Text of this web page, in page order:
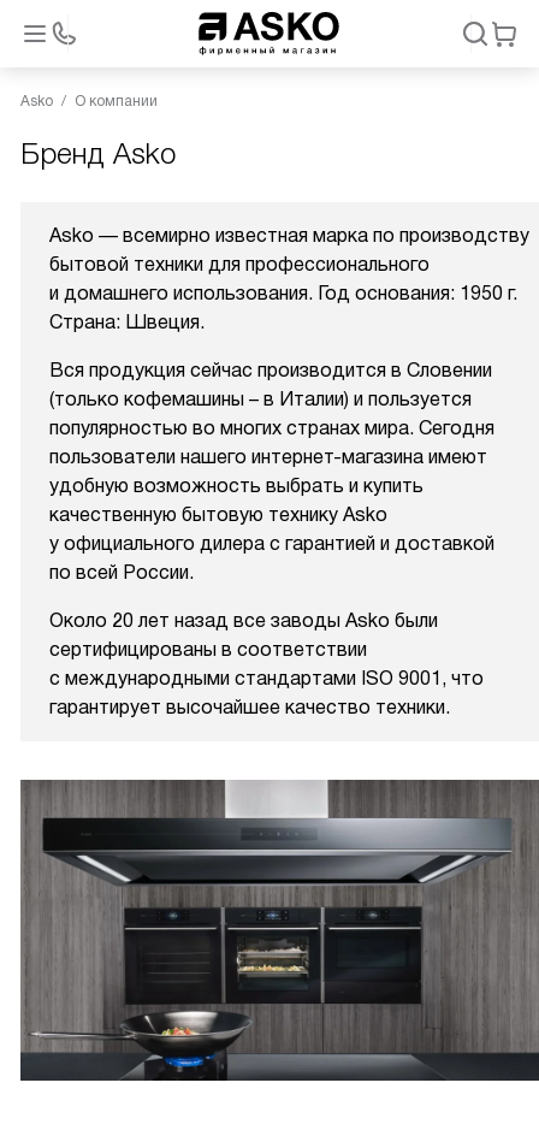
Asko О компании
Бренд Asko
Asko — всемирно известная марка по производству
бытовой техники для профессионального
и домашнего использования. Год основания: 1950 г.
Страна: Швеция.
Вся продукция сейчас производится в Словении
(только кофемашины – в Италии) и пользуется
популярностью во многих странах мира. Сегодня
пользователи нашего интернет-магазина имеют
удобную возможность выбрать и купить
качественную бытовую технику Asko
у официального дилера с гарантией и доставкой
по всей России.
Около 20 лет назад все заводы Asko были
сертифицированы в соответствии
с международными стандартами ISO 9001, что
гарантирует высочайшее качество техники.